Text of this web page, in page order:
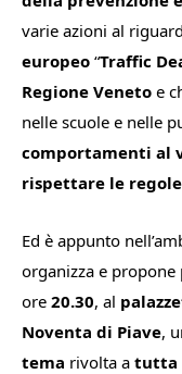
varie azioni al
europeo “Traffic
Regione Veneto e
nelle scuole e nelle
comportamenti al
rispettare le
Ed è appunto
organizza e propone
ore 20.30, al
Noventa di Piave,
tema rivolta a tutta